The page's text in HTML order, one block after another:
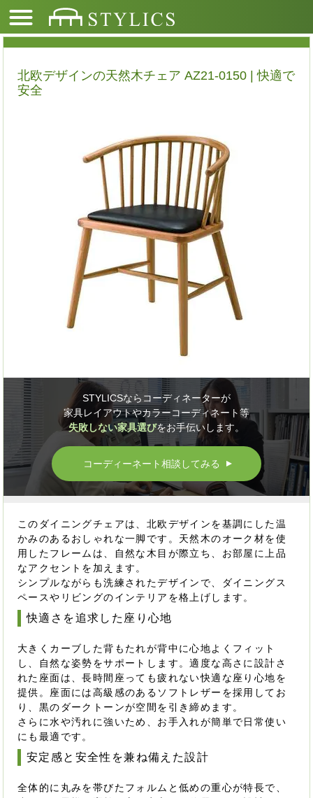
北欧デザインの天然木チェア AZ21-0150 | 快適で
安全
STYLICSならコーディネーターが
家具レイアウトやカラーコーディネート等
失敗しない家具選びをお手伝いします。
コーディーネート相談してみる ▲
このダイニングチェアは、北欧デザインを基調にした温
かみのあるおしゃれな一脚です。天然木のオーク材を使
用したフレームは、自然な木目が際立ち、お部屋に上品
なアクセントを加えます。
シンプルながらも洗練されたデザインで、ダイニングス
ペースやリビングのインテリアを格上げします。
快適さを追求した座り心地
大きくカーブした背もたれが背中に心地よくフィット
し、自然な姿勢をサポートします。適度な高さに設計さ
れた座面は、長時間座っても疲れない快適な座り心地を
提供。座面には高級感のあるソフトレザーを採用してお
り、黒のダークトーンが空間を引き締めます。
さらに水や汚れに強いため、お手入れが簡単で日常使い
にも最適です。
安定感と安全性を兼ね備えた設計
全体的に丸みを帯びたフォルムと低めの重心が特長で、